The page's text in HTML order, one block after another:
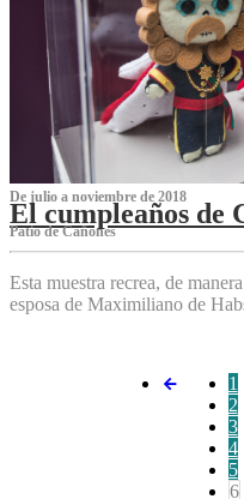
De julio a noviembre de 2018
El cumpleaños de
Patio de Cañones
Esta muestra recrea, de
esposa de Maximiliano de
1
2
3
4
5
6